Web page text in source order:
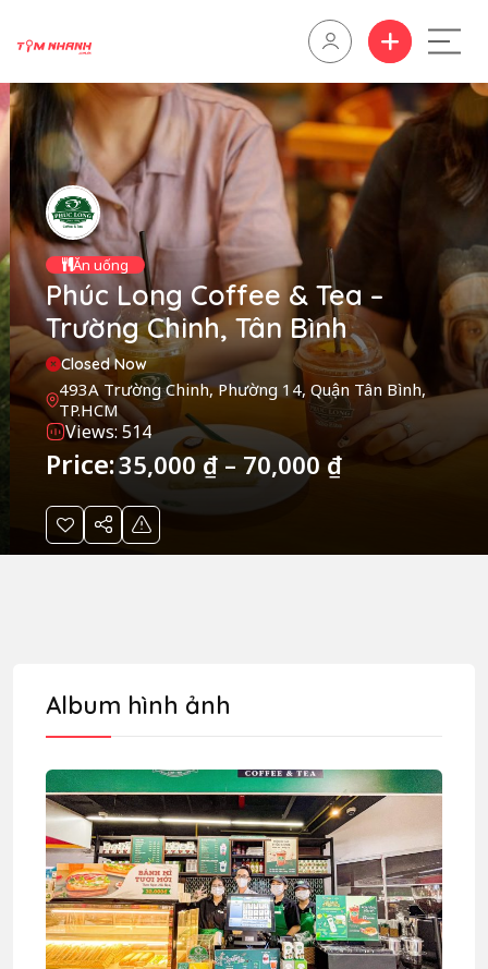
Ăn uống
Phúc Long Coffee & Tea –
Trường Chinh, Tân Bình
Closed Now
493A Trường Chinh, Phường 14, Quận Tân Bình,
TP.HCM
Views: 514
Price:35,000₫ – 70,000 ₫
Album hình ảnh